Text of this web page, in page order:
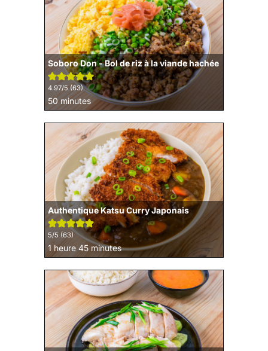
Soboro Don - Bol de riz à la viande hachée
4.97/5 (63)
50minutes
minutes
Authentique Katsu Curry Japonais
5/5 (63)
1 heure
heure 45minutes
minutes